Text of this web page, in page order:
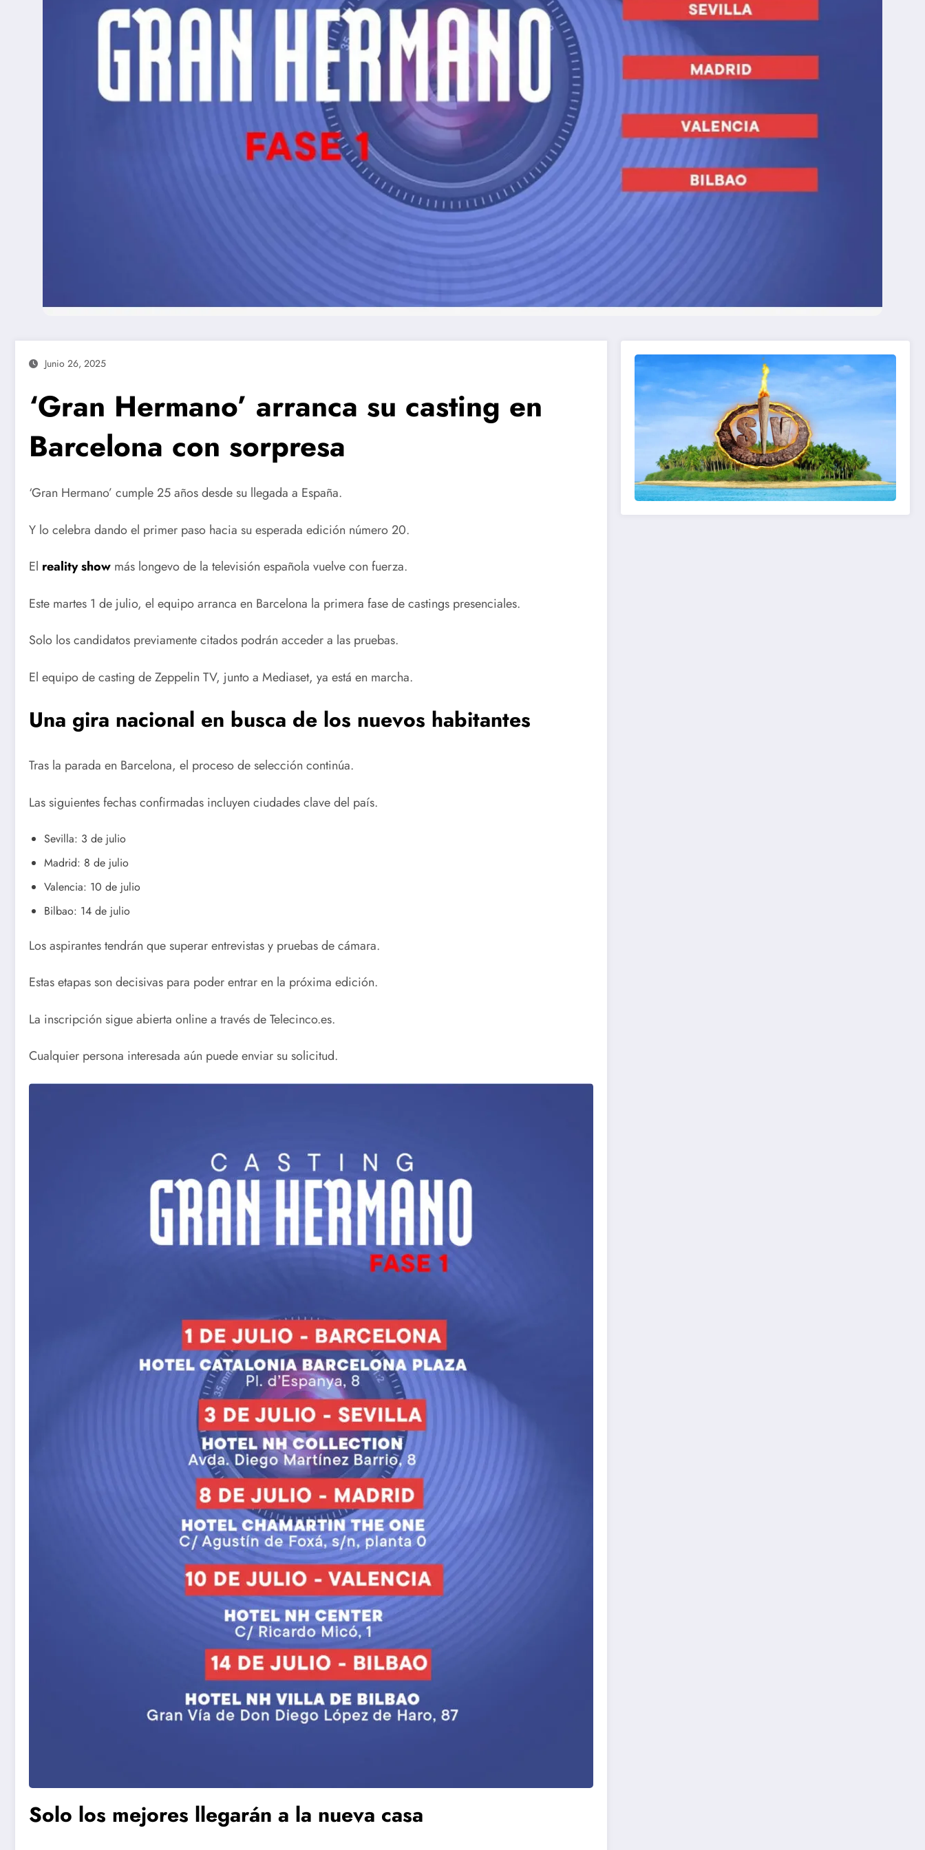
Junio 26, 2025
‘Gran Hermano’ arranca su casting en
Barcelona con sorpresa
‘Gran Hermano’ cumple 25 años desde su llegada a España.
Y lo celebra dando el primer paso hacia su esperada edición número 20.
El reality show más longevo de la televisión española vuelve con fuerza.
Este martes 1 de julio, el equipo arranca en Barcelona la primera fase de castings presenciales.
Solo los candidatos previamente citados podrán acceder a las pruebas.
El equipo de casting de Zeppelin TV, junto a Mediaset, ya está en marcha.
Una gira nacional en busca de los nuevos habitantes
Tras la parada en Barcelona, el proceso de selección continúa.
Las siguientes fechas confirmadas incluyen ciudades clave del país.
Sevilla: 3 de julio
Madrid: 8 de julio
Valencia: 10 de julio
Bilbao: 14 de julio
Los aspirantes tendrán que superar entrevistas y pruebas de cámara.
Estas etapas son decisivas para poder entrar en la próxima edición.
La inscripción sigue abierta online a través de Telecinco.es.
Cualquier persona interesada aún puede enviar su solicitud.
Solo los mejores llegarán a la nueva casa